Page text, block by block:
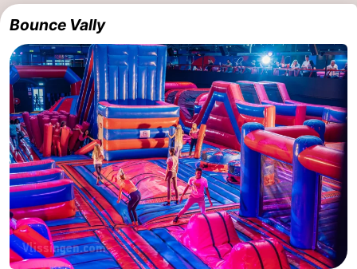
Haye
Rotterdam
-
Rockanje
Zeeland
Schouwen-
Duiveland
-
Renesse
-
Brouwershaven
-
Bruinisse
-
Zierikzee
-
Bounce Vally